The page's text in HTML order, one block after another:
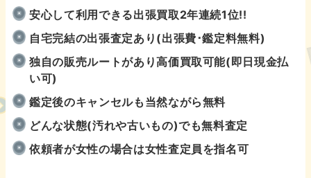
安心して利用できる出張買取2年連続1位!!
自宅完結の出張査定あり(出張費･鑑定料無料)
独自の販売ルートがあり高価買取可能(即日現金払
い可)
鑑定後のキャンセルも当然ながら無料
どんな状態(汚れや古いもの)でも無料査定
依頼者が女性の場合は女性査定員を指名可